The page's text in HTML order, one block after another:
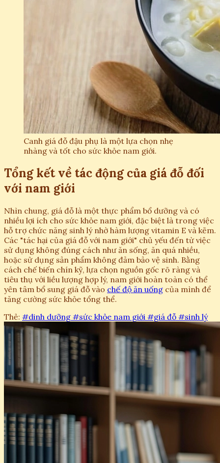
Canh giá đỗ đậu phụ là một lựa chọn nhẹ
nhàng và tốt cho sức khỏe nam giới.
Tổng kết về tác động của giá đỗ đối
với nam giới
Nhìn chung, giá đỗ là một thực phẩm bổ dưỡng và có
nhiều lợi ích cho sức khỏe nam giới, đặc biệt là trong việc
hỗ trợ chức năng sinh lý nhờ hàm lượng vitamin E và kẽm.
Các "tác hại của giá đỗ với nam giới" chủ yếu đến từ việc
sử dụng không đúng cách như ăn sống, ăn quá nhiều,
hoặc sử dụng sản phẩm không đảm bảo vệ sinh. Bằng
cách chế biến chín kỹ, lựa chọn nguồn gốc rõ ràng và
tiêu thụ với liều lượng hợp lý, nam giới hoàn toàn có thể
yên tâm bổ sung giá đỗ vào chế độ ăn uống của mình để
tăng cường sức khỏe tổng thể.
Thẻ: #dinh dưỡng #sức khỏe nam giới #giá đỗ #sinh lý